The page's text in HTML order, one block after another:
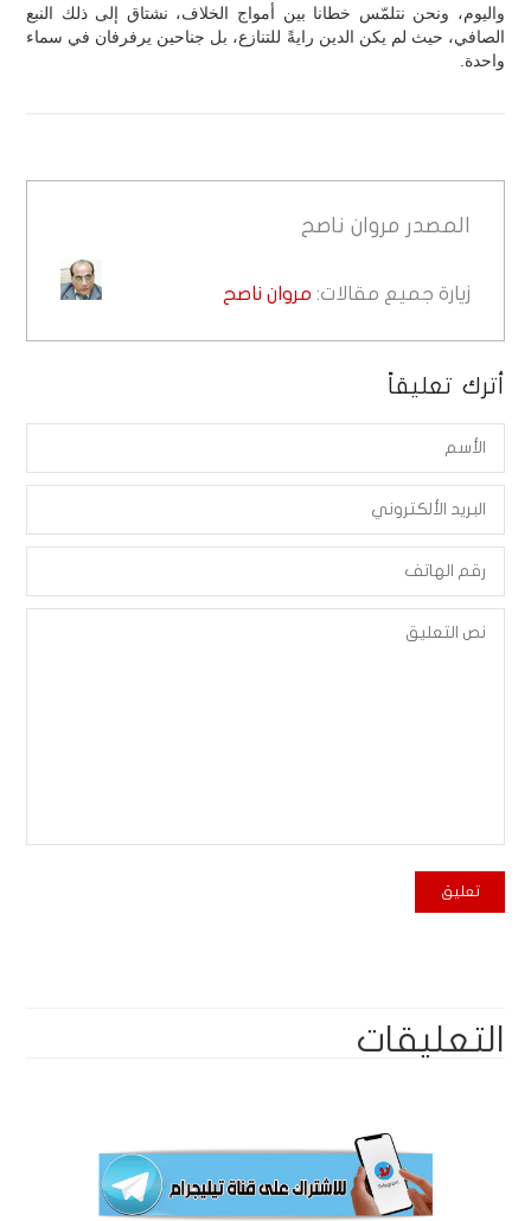
واليوم، ونحن نتلمّس خطانا بين أمواج الخلاف، نشتاق إلى ذلك النبع
الصافي، حيث لم يكن الدين رايةً للتنازع، بل جناحين يرفرفان في سماء
واحدة.
المصدر مروان ناصح
زيارة جميع مقالات: مروان ناصح
أترك تعليقاً
التعليقات